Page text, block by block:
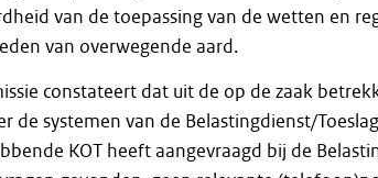
van de toepassing van de wetten en
van overwegende aard.
constateert dat uit de op de zaak
de systemen van de Belastingdienst/
KOT heeft aangevraagd bij de